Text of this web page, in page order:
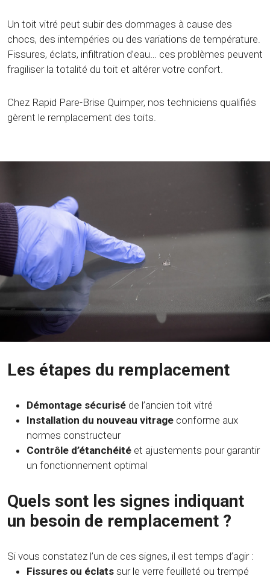
Un toit vitré peut subir des dommages à cause des
chocs, des intempéries ou des variations de température.
Fissures, éclats, infiltration d’eau… ces problèmes peuvent
fragiliser la totalité du toit et altérer votre confort.
Chez Rapid Pare-Brise Quimper, nos techniciens qualifiés
gèrent le remplacement des toits.
Les étapes du remplacement
Démontage sécurisé de l’ancien toit vitré
Installation du nouveau vitrage conforme aux
normes constructeur
Contrôle d’étanchéité et ajustements pour garantir
un fonctionnement optimal
Quels sont les signes indiquant
un besoin de remplacement ?
Si vous constatez l’un de ces signes, il est temps d’agir :
Fissures ou éclats sur le verre feuilleté ou trempé